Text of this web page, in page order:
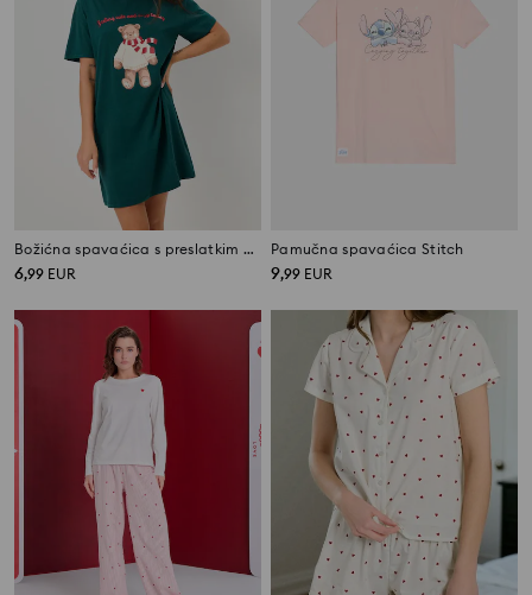
Božićna spavaćica s preslatkim medvjedićem
6,99 EUR
Pamučna spavaćica Stitch
9,99 EUR